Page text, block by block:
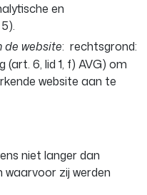
en
de website: rechtsgrond:
6, lid 1, f) AVG) om
website aan te
niet langer dan
waarvoor zij werden